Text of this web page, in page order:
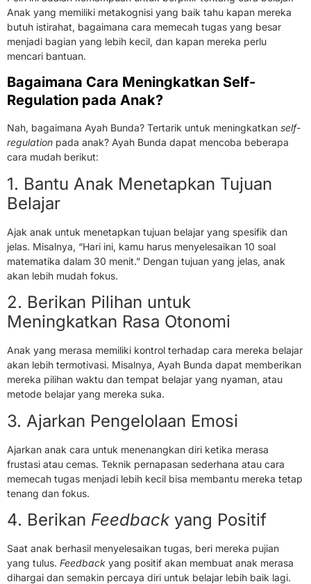
Anak yang memiliki metakognisi yang baik tahu kapan mereka
butuh istirahat, bagaimana cara memecah tugas yang besar
menjadi bagian yang lebih kecil, dan kapan mereka perlu
mencari bantuan.
Bagaimana Cara Meningkatkan Self-
Regulation pada Anak?
Nah, bagaimana Ayah Bunda? Tertarik untuk meningkatkan self-
regulation pada anak? Ayah Bunda dapat mencoba beberapa
cara mudah berikut:
1. Bantu Anak Menetapkan Tujuan
Belajar
Ajak anak untuk menetapkan tujuan belajar yang spesifik dan
jelas. Misalnya, “Hari ini, kamu harus menyelesaikan 10 soal
matematika dalam 30 menit.” Dengan tujuan yang jelas, anak
akan lebih mudah fokus.
2. Berikan Pilihan untuk
Meningkatkan Rasa Otonomi
Anak yang merasa memiliki kontrol terhadap cara mereka belajar
akan lebih termotivasi. Misalnya, Ayah Bunda dapat memberikan
mereka pilihan waktu dan tempat belajar yang nyaman, atau
metode belajar yang mereka suka.
3. Ajarkan Pengelolaan Emosi
Ajarkan anak cara untuk menenangkan diri ketika merasa
frustasi atau cemas. Teknik pernapasan sederhana atau cara
memecah tugas menjadi lebih kecil bisa membantu mereka tetap
tenang dan fokus.
4. Berikan Feedback yang Positif
Saat anak berhasil menyelesaikan tugas, beri mereka pujian
yang tulus. Feedback yang positif akan membuat anak merasa
dihargai dan semakin percaya diri untuk belajar lebih baik lagi.